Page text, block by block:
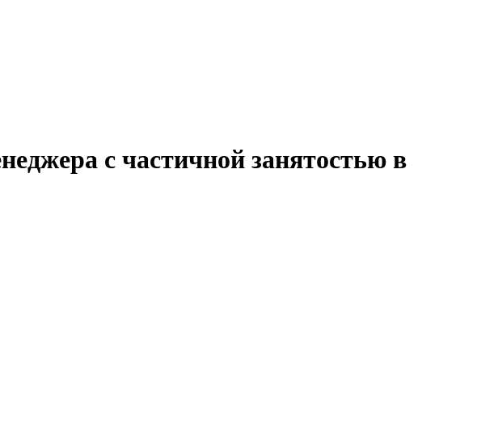
с частичной занятостью в